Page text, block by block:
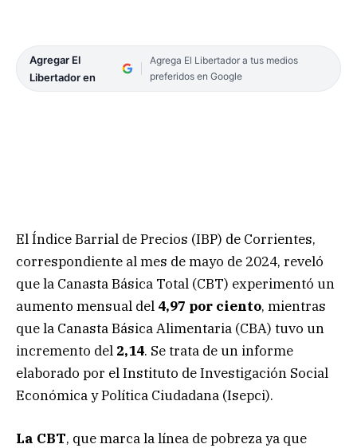
Agregar El
Libertador en
Agrega El Libertador a tus medios
preferidos en Google
El Índice Barrial de Precios (IBP) de Corrientes,
correspondiente al mes de mayo de 2024, reveló
que la Canasta Básica Total (CBT) experimentó un
aumento mensual del 4,97 por ciento, mientras
que la Canasta Básica Alimentaria (CBA) tuvo un
incremento del 2,14. Se trata de un informe
elaborado por el Instituto de Investigación Social
Económica y Política Ciudadana (Isepci).
La CBT, que marca la línea de pobreza ya que